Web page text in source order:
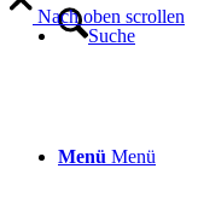
Suche
Menü Menü
Nach oben scrollen